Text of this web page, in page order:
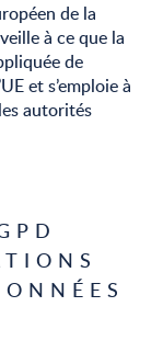
de la
à ce que la
de
et s’emploie à
autorités